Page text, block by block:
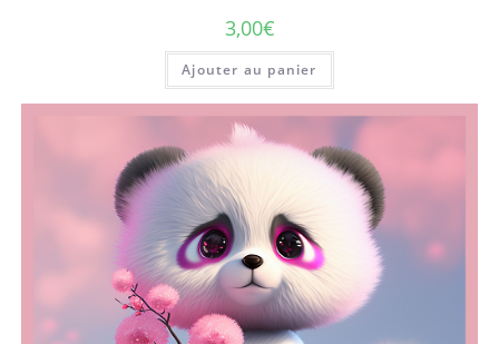
3,00€
Ajouter au panier